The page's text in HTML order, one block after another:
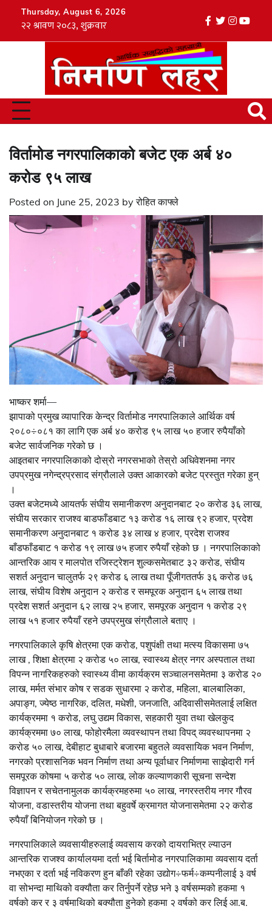
Thursday, August 6, 2026
facebook
twitter
विर्तामोड नगरपालिकाको बजेट एक अर्ब ४०
करोड ९५ लाख
Posted on June 25, 2023 byरोहित काफ्ले
भाष्कर शर्मा—
झापाको प्रमुख व्यापारिक केन्द्र विर्तामोड नगरपालिकाले आर्थिक वर्ष
२०८०÷०८१ का लागि एक अर्ब ४० करोड ९५ लाख ५० हजार रुपैयाँको
बजेट सार्वजनिक गरेको छ ।
आइतबार नगरपालिकाको दोस्रो नगरसभाको तेस्रो अधिवेशनमा नगर
उपप्रमुख नगेन्द्रप्रसाद संग्रौलाले उक्त आकारको बजेट प्रस्तुत गरेका हुन्
।
उक्त बजेटमध्ये आयतर्फ संघीय समानीकरण अनुदानबाट २० करोड ३६ लाख,
संघीय सरकार राजश्व बाडफाँडबाट १३ करोड १६ लाख ९२ हजार, प्रदेश
समानीकरण अनुदानबाट १ करोड ३४ लाख ४ हजार, प्रदेश राजश्व
बाँडफाँडबाट १ करोड १९ लाख ७५ हजार रुपैयाँ रहेको छ । नगरपालिकाको
आन्तरिक आय र मालपोत रजिस्ट्रेशन शुल्कसमेतबाट ३२ करोड, संघीय
सशर्त अनुदान चालुतर्फ २९ करोड ६ लाख तथा पूँजीगततर्फ ३६ करोड ७६
लाख, संघीय विशेष अनुदान २ करोड र समपूरक अनुदान ६५ लाख तथा
प्रदेश सशर्त अनुदान ६२ लाख २५ हजार, समपूरक अनुदान १ करोड २९
लाख ५१ हजार रुपैयाँ रहने उपप्रमुख संग्रौलाले बताए ।
नगरपालिकाले कृषि क्षेत्रमा एक करोड, पशुपंक्षी तथा मत्स्य विकासमा ७५
लाख , शिक्षा क्षेत्रमा २ करोड ५० लाख, स्वास्थ्य क्षेत्र नगर अस्पताल तथा
विपन्न नागरिकहरुको स्वास्थ्य वीमा कार्यक्रम सञ्चालनसमेतमा ३ करोड २०
लाख, मर्मत संभार कोष र सडक सुधारमा २ करोड, महिला, बालबालिका,
अपाङ्ग, ज्येष्ठ नागरिक, दलित, मधेशी, जनजाति, अदिवासीसमेतलाई लक्षित
कार्यक्रममा १ करोड, लघु उद्यम विकास, सहकारी युवा तथा खेलकुद
कार्यक्रममा ७० लाख, फोहोरमैला व्यवस्थापन तथा विपद् व्यवस्थापनमा २
करोड ५० लाख, देबीहाट बुधाबारे बजारमा बहुतले व्यवसायिक भवन निर्माण,
नगरको प्रशासनिक भवन निर्माण तथा अन्य पूर्वाधार निर्माणमा साझेदारी गर्न
समपूरक कोषमा ५ करोड ५० लाख, लोक कल्याणकारी सूचना सन्देश
विज्ञापन र सचेतनामुलक कार्यक्रमहरुमा ५० लाख, नगरस्तरीय नगर गौरव
योजना, वडास्तरीय योजना तथा बहुवर्षे क्रमागत योजनासमेतमा २२ करोड
रुपैयाँ बिनियोजन गरेको छ ।
नगरपालिकाले व्यवसायीहरुलाई व्यवसाय करको दायराभित्र ल्याउन
आन्तरिक राजश्व कार्यालयमा दर्ता भई बिर्तामोड नगरपालिकामा व्यवसाय दर्ता
नभएका र दर्ता भई नविकरण हुन बाँकी रहेका उद्योग÷फर्म÷कम्पनीलाई ३ वर्ष
वा सोभन्दा माथिको वक्यौता कर तिर्नुपर्ने रहेछ भने ३ वर्षसम्मको हकमा १
वर्षको कर र ३ वर्षमाथिको बक्यौता हुनेको हकमा २ वर्षको कर लिई आ.ब.